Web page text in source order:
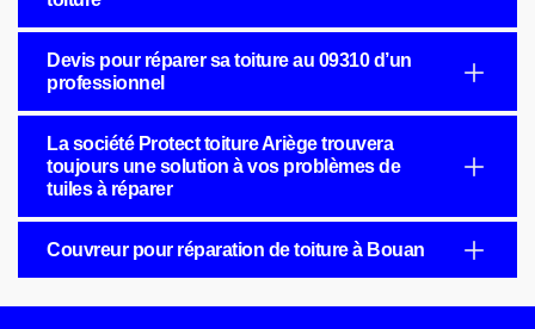
Devis pour réparer sa toiture au 09310 d’un
professionnel
La société Protect toiture Ariège trouvera
toujours une solution à vos problèmes de
tuiles à réparer
Couvreur pour réparation de toiture à Bouan